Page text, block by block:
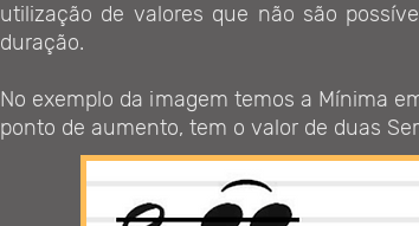
utilização de valores que não são
duração.
No exemplo da imagem temos a Mínima
ponto de aumento, tem o valor de duas